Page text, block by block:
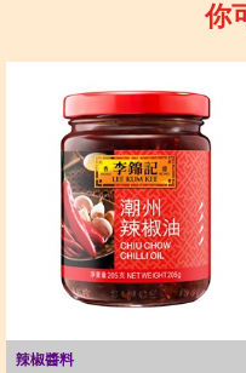
你
辣椒醬料